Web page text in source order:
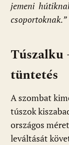
jemeni
csoportoknak.”
Túszalku
tüntetés
A szombat
túszok
országos
leváltását